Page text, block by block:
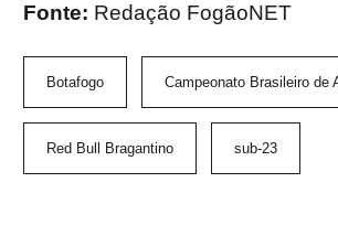
Fonte: Redação FogãoNET
Botafogo Campeonato Brasileiro de
Red Bull Bragantino sub-23